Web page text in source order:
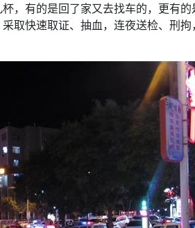
，有的是回了家又去找车的，更有
快速取证、抽血，连夜送检、刑拘